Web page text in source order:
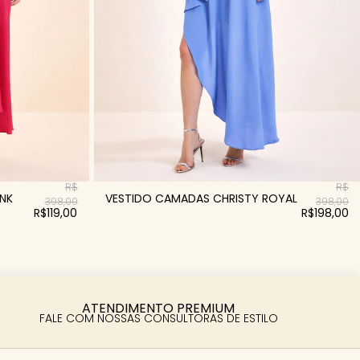
R$
398,00
R$119,00
VESTIDO CAMADAS CHRISTY ROYAL
R$
398,00
R$198,00
ATENDIMENTO PREMIUM
FALE COM NOSSAS CONSULTORAS DE ESTILO